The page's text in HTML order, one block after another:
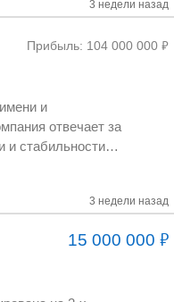
3 недели назад
Прибыль: 104 000 000₽
3 недели назад
некоммерческой
15 000 000₽